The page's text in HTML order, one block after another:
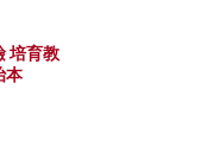
培育教
本